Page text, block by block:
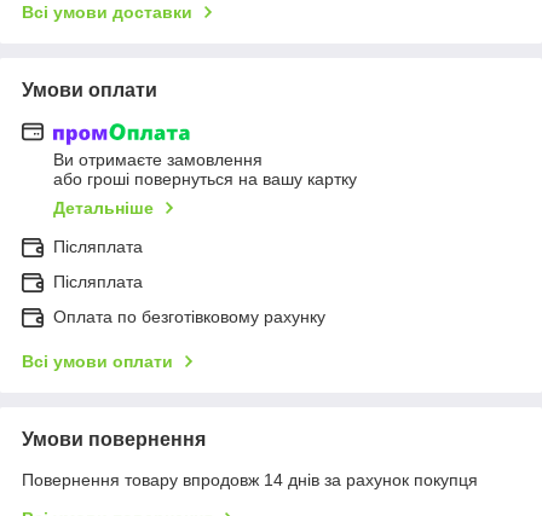
Всі умови доставки
Умови оплати
Ви отримаєте замовлення
або гроші повернуться на вашу картку
Детальніше
Післяплата
Післяплата
Оплата по безготівковому рахунку
Всі умови оплати
Умови повернення
Повернення товару впродовж 14 днів за рахунок покупця